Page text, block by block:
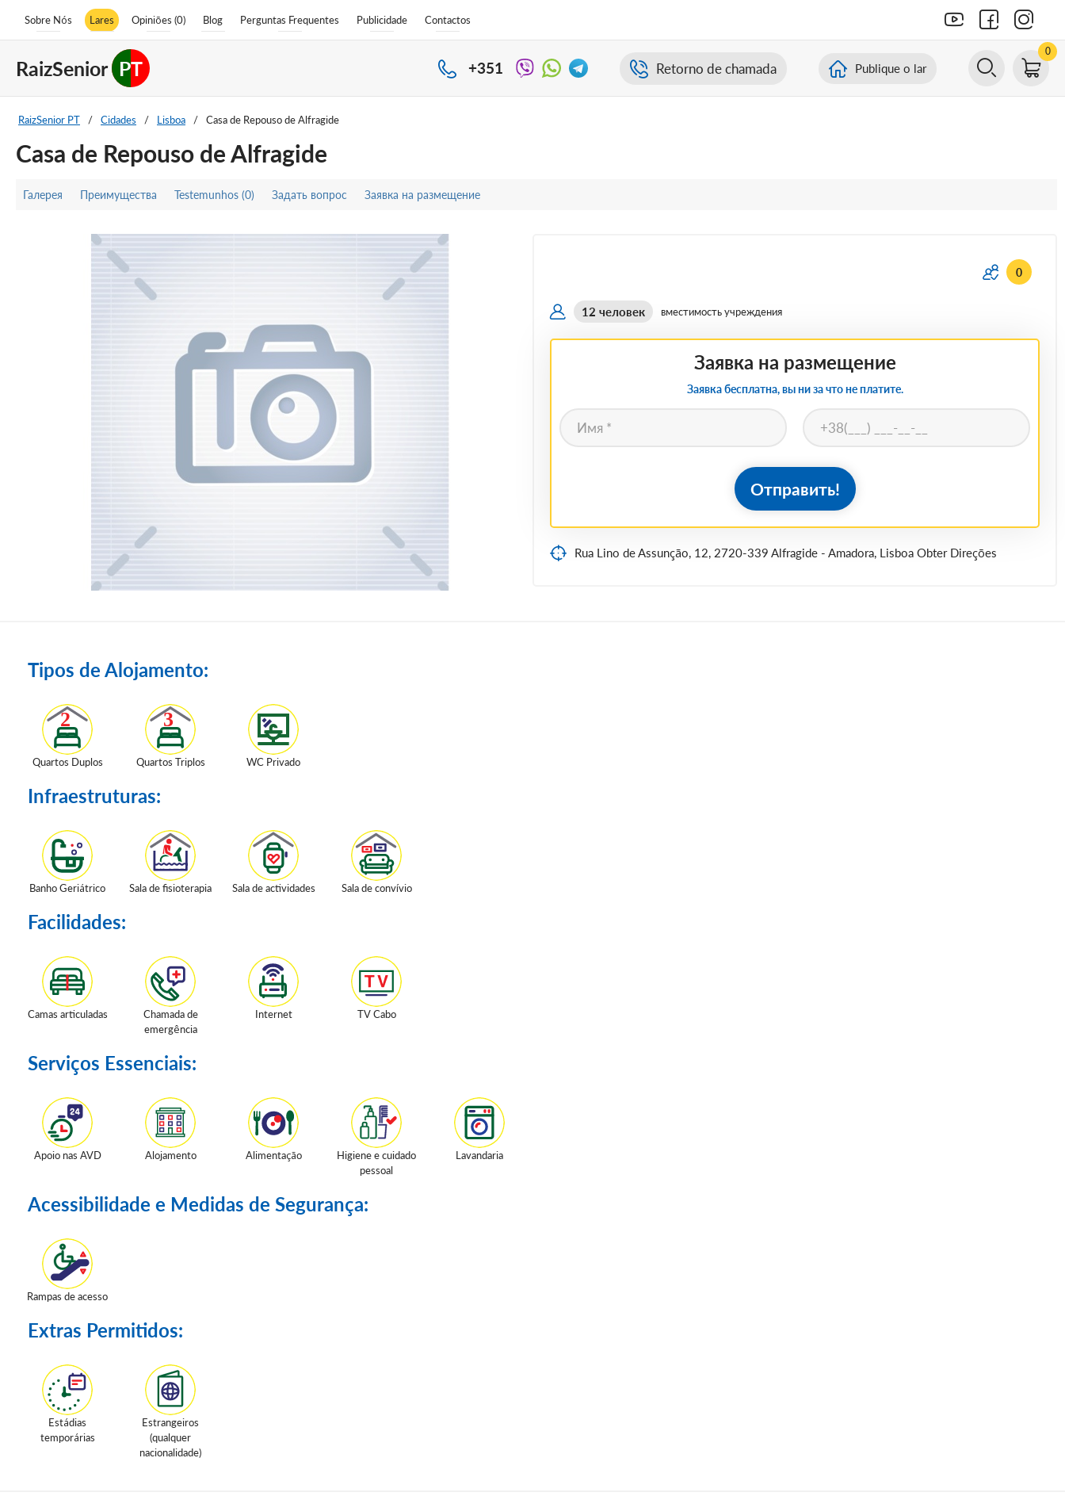
Sobre Nós Lares Opiniões (0) Blog Perguntas Frequentes Publicidade Contactos
RaizSenior PT +351 Retorno de chamada Publique o lar
0
RaizSenior PT / Cidades / Lisboa / Casa de Repouso de Alfragide
Casa de Repouso de Alfragide
Галерея Преимущества Testemunhos (0) Задать вопрос Заявка на размещение
0
12 человек вместимость учреждения
Заявка на размещение
Заявка бесплатна, вы ни за что не платите.
Отправить!
Rua Lino de Assunção, 12, 2720-339 Alfragide - Amadora, Lisboa Obter Direções
Tipos de Alojamento:
Quartos Duplos Quartos Triplos WC Privado
Infraestruturas:
Banho Geriátrico Sala de fisioterapia Sala de actividades Sala de convívio
Facilidades:
Camas articuladas
Chamada de
emergência
Internet TV Cabo
Serviços Essenciais:
Apoio nas AVD Alojamento Alimentação
Higiene e cuidado
pessoal
Lavandaria
Acessibilidade e Medidas de Segurança:
Rampas de acesso
Extras Permitidos:
Estádias
temporárias
Estrangeiros
(qualquer
nacionalidade)